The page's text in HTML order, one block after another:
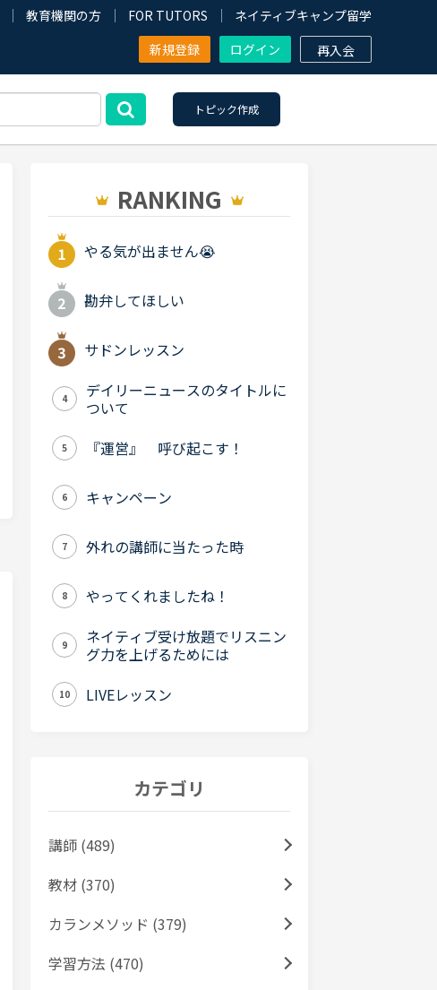
教育機関の方 FOR TUTORS
ネイティブキャンプ留学
新規登録
ログイン 再入会
トピック作成
RANKING
やる気が出ません😭
勘弁してほしい
サドンレッスン
4
デイリーニュースのタイトルに
ついて
5 『運営』 呼び起こす！
6 キャンペーン
7 外れの講師に当たった時
8 やってくれましたね！
9
ネイティブ受け放題でリスニン
グ力を上げるためには
10 LIVEレッスン
カテゴリ
講師 (489)
教材 (370)
カランメソッド (379)
学習方法 (470)